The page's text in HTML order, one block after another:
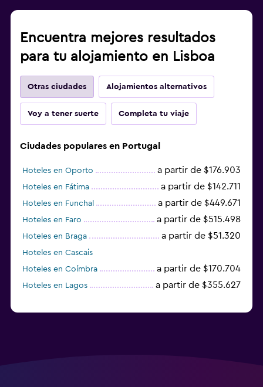
Encuentra mejores resultados
para tu alojamiento en Lisboa
Otras ciudades Alojamientos alternativos
Voy a tener suerte Completa tu viaje
Ciudades populares en Portugal
Hoteles en Oporto a partir de $176.903
Hoteles en Fátima a partir de $142.711
Hoteles en Funchal a partir de $449.671
Hoteles en Faro a partir de $515.498
Hoteles en Braga a partir de $51.320
Hoteles en Cascais
Hoteles en Coímbra
a partir de $170.704
Hoteles en Lagos a partir de $355.627